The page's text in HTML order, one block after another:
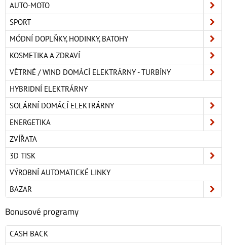
AUTO-MOTO
SPORT
MÓDNÍ DOPLŇKY, HODINKY, BATOHY
KOSMETIKA A ZDRAVÍ
VĚTRNÉ / WIND DOMÁCÍ ELEKTRÁRNY - TURBÍNY
HYBRIDNÍ ELEKTRÁRNY
SOLÁRNÍ DOMÁCÍ ELEKTRÁRNY
ENERGETIKA
ZVÍŘATA
3D TISK
VÝROBNÍ AUTOMATICKÉ LINKY
BAZAR
Bonusové programy
CASH BACK